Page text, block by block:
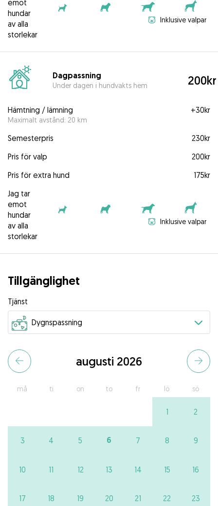
emot
hundar
av alla
storlekar
Inklusive valpar
Dagpassning
Under dagen i hundvakts hem 200kr
Hämtning / lämning
Maximalt avstånd: 20 km
+30kr
Semesterpris
230kr
Pris för valp
200kr
Pris för extra hund
175kr
Jag tar
emot
hundar
av alla
storlekar
Inklusive valpar
Tillgänglighet
Tjänst
augusti 2026
må ti on to fr lö sö
1 2
3 4 5 6 7 8 9
10 11 12 13 14 15 16
17 18 19 20 21 22 23